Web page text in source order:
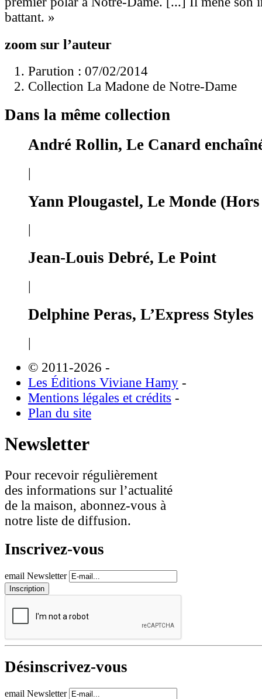
battant. »
zoom sur l’auteur
Parution : 07/02/2014
Collection La Madone de Notre-Dame
Dans la même collection
André Rollin, Le Canard
|
Yann Plougastel, Le Monde
Jean-Louis Debré, Le Point
|
Delphine Peras, L’Express Styles
|
© 2011-2026 -
Les Éditions Viviane Hamy -
Mentions légales et crédits -
Plan du site
Newsletter
Pour recevoir régulièrement
des informations sur l’actualité
de la maison, abonnez-vous à
notre liste de diffusion.
Inscrivez-vous
email Newsletter
Désinscrivez-vous
email Newsletter